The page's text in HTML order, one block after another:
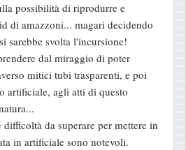
possibilità di riprodurre e
di amazzoni... magari decidendo
sarebbe svolta l'incursione!
dal miraggio di poter
mitici tubi trasparenti, e poi
artificiale, agli atti di questo
da superare per mettere in
in artificiale sono notevoli.